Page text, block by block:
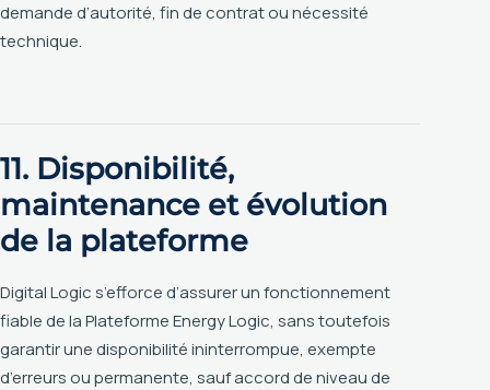
demande d’autorité, fin de contrat ou nécessité
technique.
11. Disponibilité,
maintenance et évolution
de la plateforme
Digital Logic s’efforce d’assurer un fonctionnement
fiable de la Plateforme Energy Logic, sans toutefois
garantir une disponibilité ininterrompue, exempte
d’erreurs ou permanente, sauf accord de niveau de